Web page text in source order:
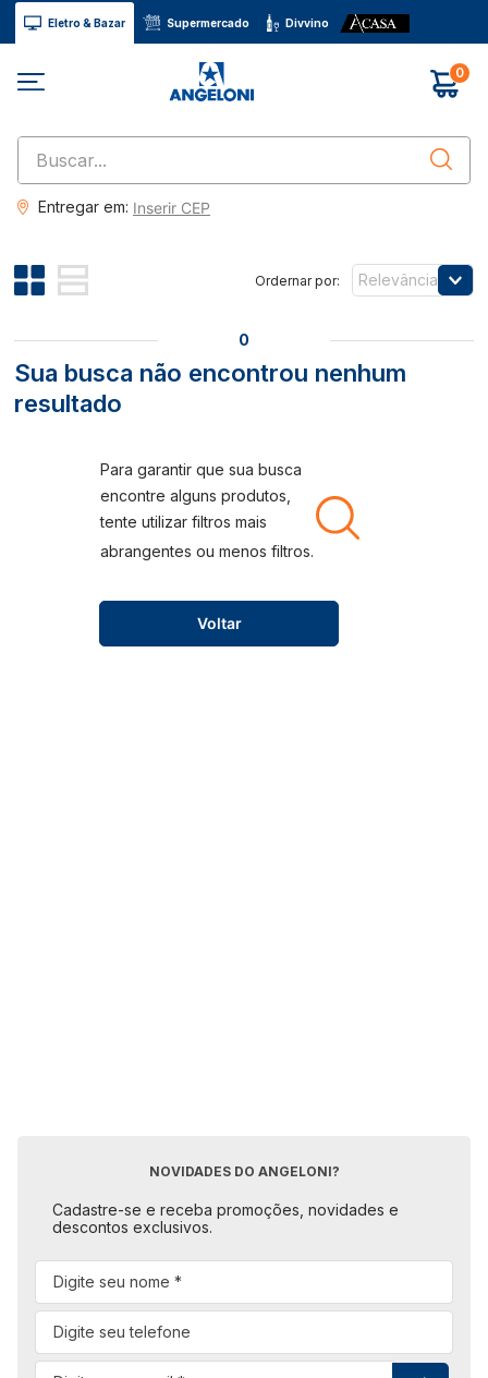
Eletro & Bazar Supermercado Divvino
0
Buscar...
Entregar em: Inserir CEP
Relevância
0
Voltar
NOVIDADES DO ANGELONI?
Cadastre-se e receba promoções, novidades e
descontos exclusivos.